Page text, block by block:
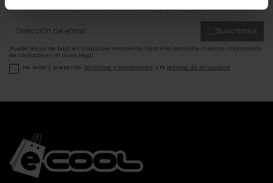
Suscribte a nuestra newsletter y no te pierdas nada.
Suscribirse
Puede darse de baja en cualquier momento. Para ello, consulte nuestra información
de contacto en el aviso legal.
He leído y acepto los términos y condiciones y la política de privacidad